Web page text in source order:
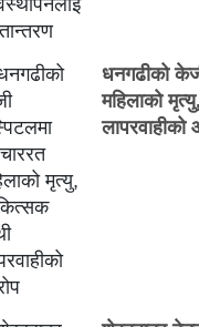
धनगढीको
महिलाको
लापरवाहीको